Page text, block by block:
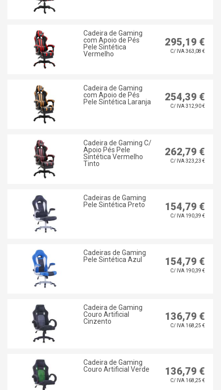
Cadeira de Gaming
com Apoio de Pés
Pele Sintética
Vermelho
295,19 €
C/ IVA 363,08 €
Cadeira de Gaming
com Apoio de Pés
Pele Sintética Laranja
254,39 €
C/ IVA 312,90 €
Cadeira de Gaming C/
Apoio Pés Pele
Sintética Vermelho
Tinto
262,79 €
C/ IVA 323,23 €
Cadeiras de Gaming
Pele Sintética Preto
154,79 €
C/ IVA 190,39 €
Cadeiras de Gaming
Pele Sintética Azul
154,79 €
C/ IVA 190,39 €
Cadeira de Gaming
Couro Artificial
Cinzento
136,79 €
C/ IVA 168,25 €
Cadeira de Gaming
Couro Artificial Verde
136,79 €
C/ IVA 168,25 €